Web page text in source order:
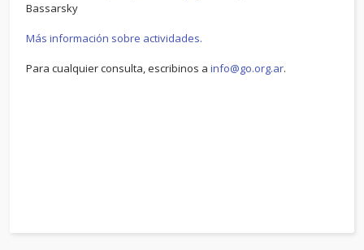
Bassarsky
Más información sobre actividades.
Para cualquier consulta, escribinos a info@go.org.ar.